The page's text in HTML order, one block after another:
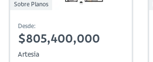
Sobre Planos
Desde:
$805,400,000
Artesia